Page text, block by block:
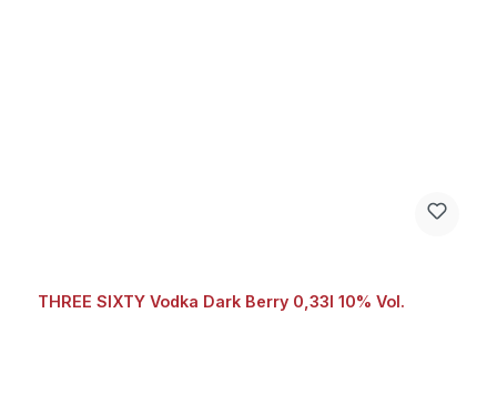
THREE SIXTY Vodka Dark Berry 0,33l 10% Vol.